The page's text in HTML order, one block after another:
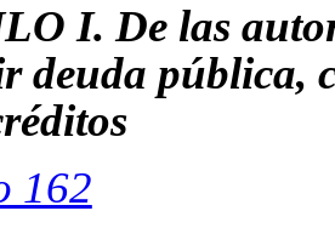
I. De las
deuda pública,
162